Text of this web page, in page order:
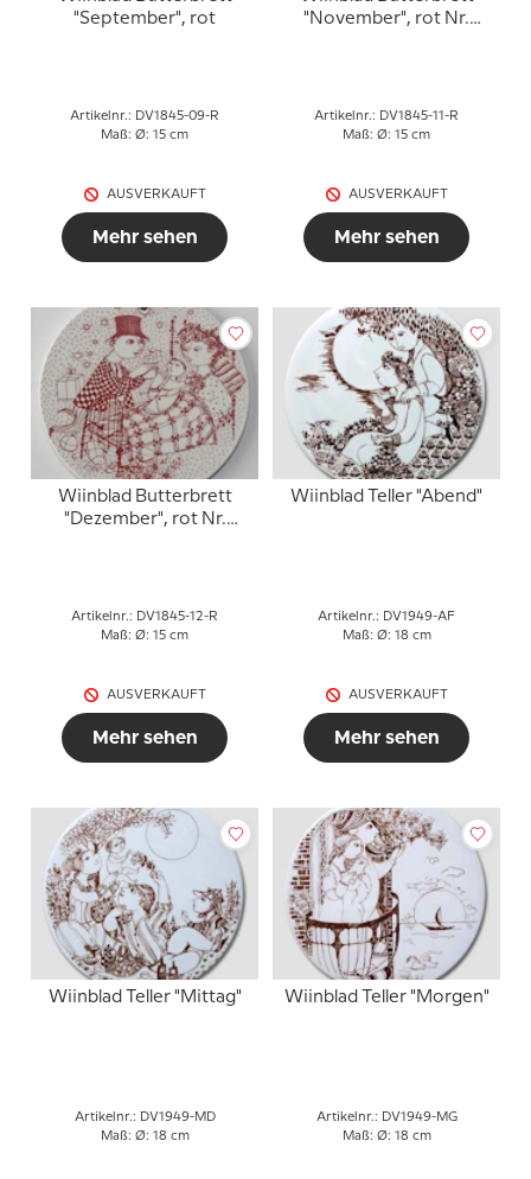
"September", rot
Artikelnr.: DV1845-09-R
Maß: Ø: 15 cm
AUSVERKAUFT
Mehr sehen
"November", rot Nr.
Artikelnr.: DV1845-11-R
Maß: Ø: 15 cm
AUSVERKAUFT
Mehr sehen
Wiinblad Butterbrett
"Dezember", rot Nr.
Artikelnr.: DV1845-12-R
Maß: Ø: 15 cm
AUSVERKAUFT
Mehr sehen
Wiinblad Teller "Abend"
Artikelnr.: DV1949-AF
Maß: Ø: 18 cm
AUSVERKAUFT
Mehr sehen
Wiinblad Teller "Mittag"
Artikelnr.: DV1949-MD
Maß: Ø: 18 cm
Wiinblad Teller "Morgen"
Artikelnr.: DV1949-MG
Maß: Ø: 18 cm